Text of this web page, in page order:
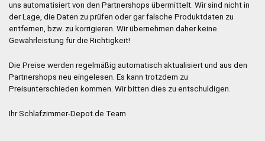
uns automatisiert von den Partnershops übermittelt. Wir sind nicht in
der Lage, die Daten zu prüfen oder gar falsche Produktdaten zu
entfernen, bzw. zu korrigieren. Wir übernehmen daher keine
Gewährleistung für die Richtigkeit!
Die Preise werden regelmäßig automatisch aktualisiert und aus den
Partnershops neu eingelesen. Es kann trotzdem zu
Preisunterschieden kommen. Wir bitten dies zu entschuldigen.
Ihr Schlafzimmer-Depot.de Team